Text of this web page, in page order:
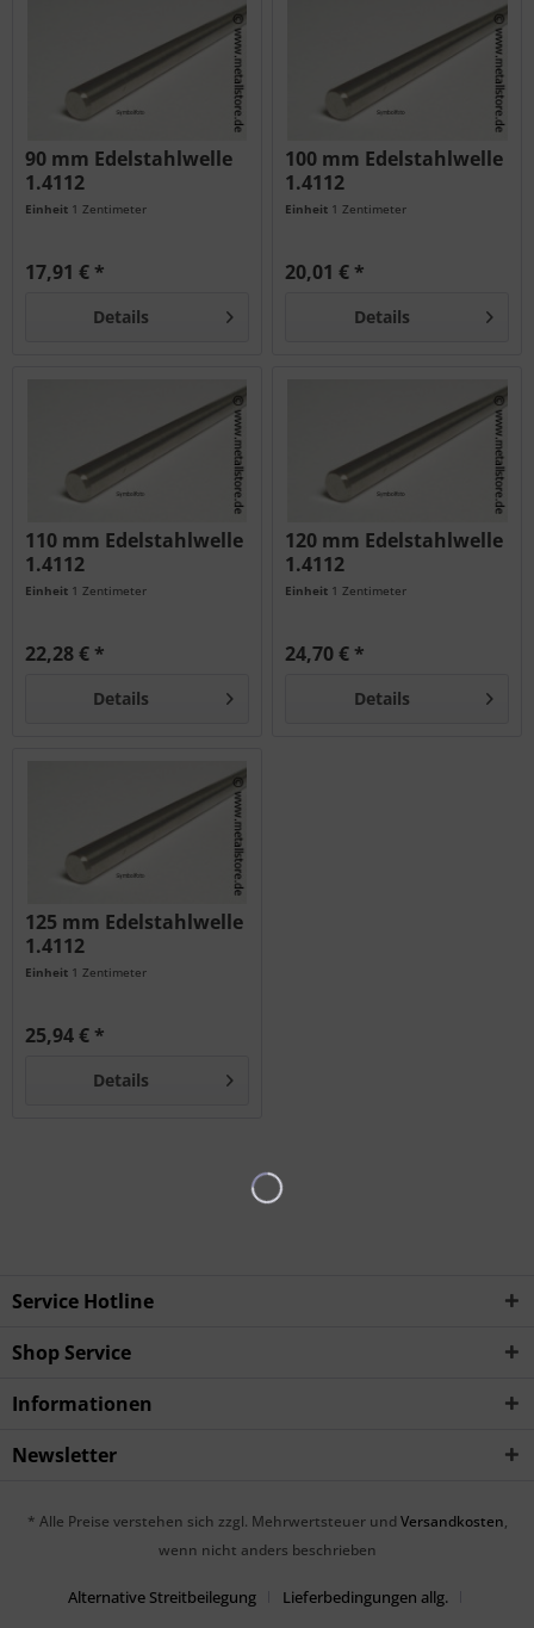
90 mm Edelstahlwelle
1.4112
Einheit 1 Zentimeter
17,91 € *
Details
100 mm Edelstahlwelle
1.4112
Einheit 1 Zentimeter
20,01 € *
Details
110 mm Edelstahlwelle
1.4112
Einheit 1 Zentimeter
22,28 € *
Details
120 mm Edelstahlwelle
1.4112
Einheit 1 Zentimeter
24,70 € *
Details
125 mm Edelstahlwelle
1.4112
Einheit 1 Zentimeter
25,94 € *
Details
Service Hotline
Shop Service
Informationen
Newsletter
* Alle Preise verstehen sich zzgl. Mehrwertsteuer und Versandkosten,
wenn nicht anders beschrieben
Alternative Streitbeilegung
Lieferbedingungen allg.